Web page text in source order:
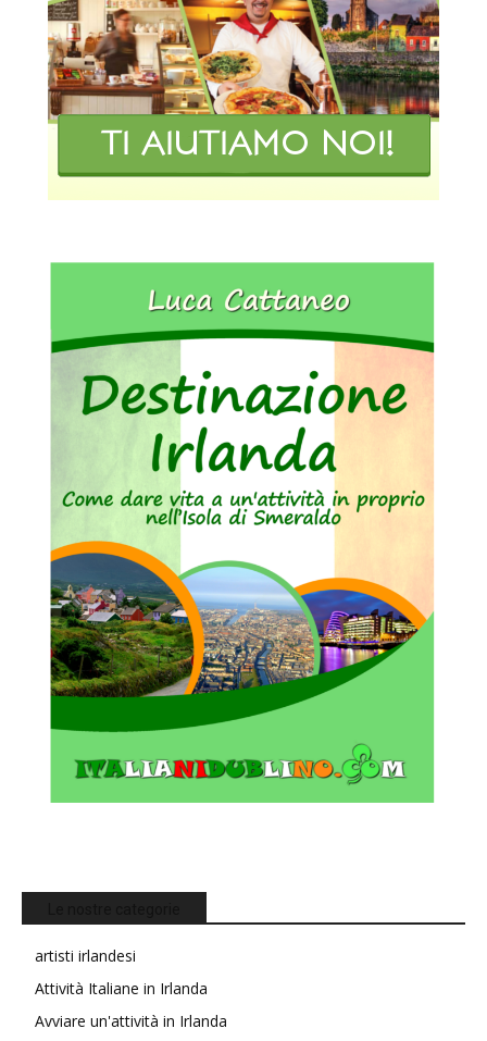
artisti irlandesi
Attività Italiane in Irlanda
Avviare un'attività in Irlanda